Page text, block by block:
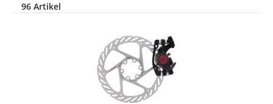
96 Artikel